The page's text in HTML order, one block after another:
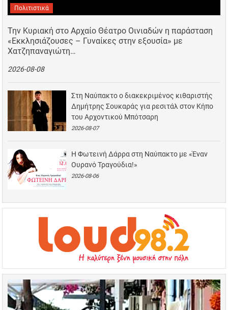
Πολιτιστικά
Την Κυριακή στο Αρχαίο Θέατρο Οινιαδών η παράσταση
«Εκκλησιάζουσες – Γυναίκες στην εξουσία» με
Χατζηπαναγιώτη…
2026-08-08
Στη Ναύπακτο ο διακεκριμένος κιθαριστής
Δημήτρης Σουκαράς για ρεσιτάλ στον Κήπο
του Αρχοντικού Μπότσαρη
2026-08-07
Η Φωτεινή Δάρρα στη Ναύπακτο με «Έναν
Ουρανό Τραγούδια!»
2026-08-06